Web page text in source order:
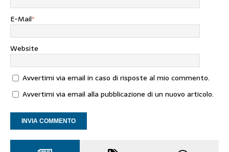
E-Mail*
Website
Avvertimi via email in caso di risposte al mio commento.
Avvertimi via email alla pubblicazione di un nuovo articolo.